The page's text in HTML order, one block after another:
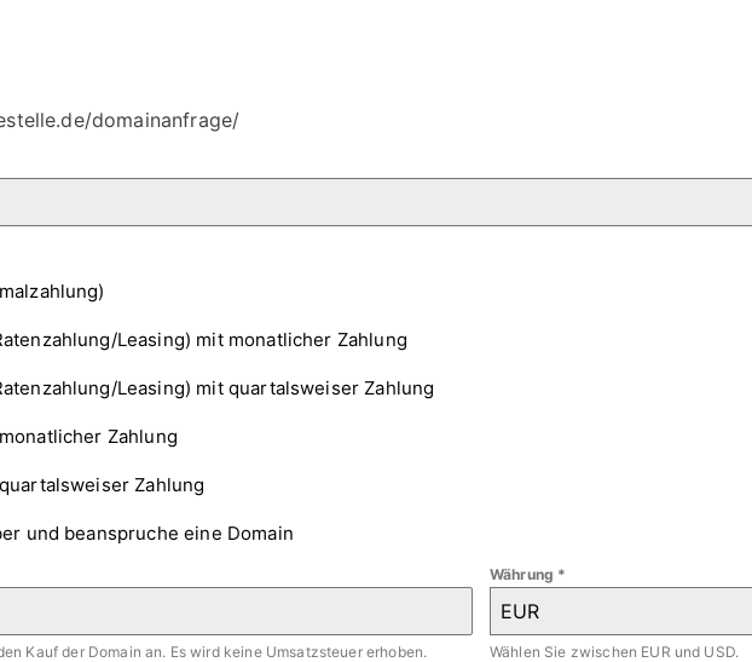
domainanfrage/
Leasing) mit monatlicher Zahlung
Leasing) mit quartalsweiser Zahlung
Zahlung
Zahlung
und beanspruche eine Domain
Kauf der Domain an. Es wird keine Umsatzsteuer erhoben.
Währung *
EUR
Wählen Sie zwischen EUR und USD.